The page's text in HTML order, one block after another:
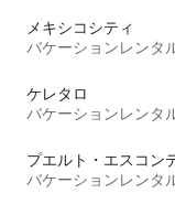
メキシコシティ
バケーションレンタ
ケレタロ
バケーションレンタ
プエルト・エスコン
バケーションレンタ